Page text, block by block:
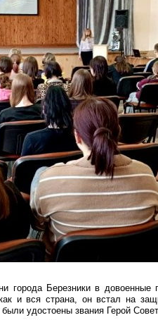
города Березники в
и вся страна, он встал на
удостоены звания Герой